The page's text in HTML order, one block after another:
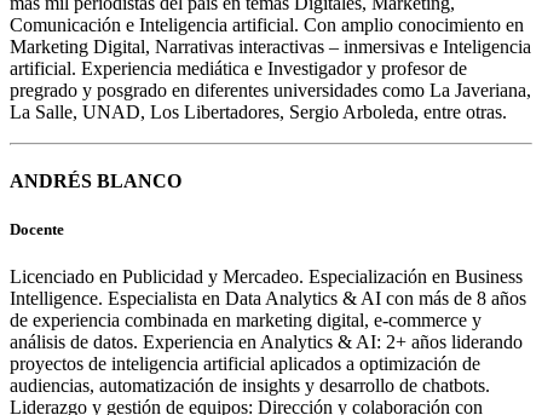
Comunicación e Inteligencia artificial. Con amplio conocimiento en
Marketing Digital, Narrativas interactivas – inmersivas e Inteligencia
artificial. Experiencia mediática e Investigador y profesor de
pregrado y posgrado en diferentes universidades como La Javeriana,
La Salle, UNAD, Los Libertadores, Sergio Arboleda, entre otras.
ANDRÉS BLANCO
Docente
Licenciado en Publicidad y Mercadeo. Especialización en Business
Intelligence. Especialista en Data Analytics & AI con más de 8 años
de experiencia combinada en marketing digital, e-commerce y
análisis de datos. Experiencia en Analytics & AI: 2+ años liderando
proyectos de inteligencia artificial aplicados a optimización de
audiencias, automatización de insights y desarrollo de chatbots.
Liderazgo y gestión de equipos: Dirección y colaboración con